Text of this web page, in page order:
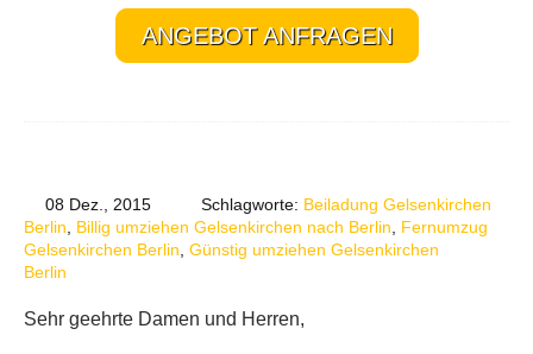
ANGEBOT ANFRAGEN
08 Dez., 2015 Schlagworte: Beiladung Gelsenkirchen
Berlin
Billig umziehen Gelsenkirchen nach Berlin
Fernumzug
Gelsenkirchen Berlin Günstig umziehen Gelsenkirchen
Berlin
Sehr geehrte Damen und Herren,